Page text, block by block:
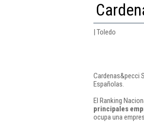
| Toledo
Cardenas&pecci
Españolas.
El Ranking
principales
ocupa una